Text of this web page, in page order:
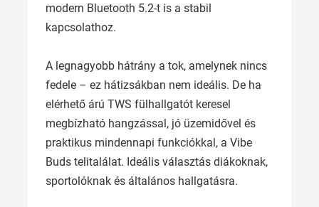
modern Bluetooth 5.2-t is a stabil
kapcsolathoz.
A legnagyobb hátrány a tok, amelynek nincs
fedele – ez hátizsákban nem ideális. De ha
elérhető árú TWS fülhallgatót keresel
megbízható hangzással, jó üzemidővel és
praktikus mindennapi funkciókkal, a Vibe
Buds telitalálat. Ideális választás diákoknak,
sportolóknak és általános hallgatásra.